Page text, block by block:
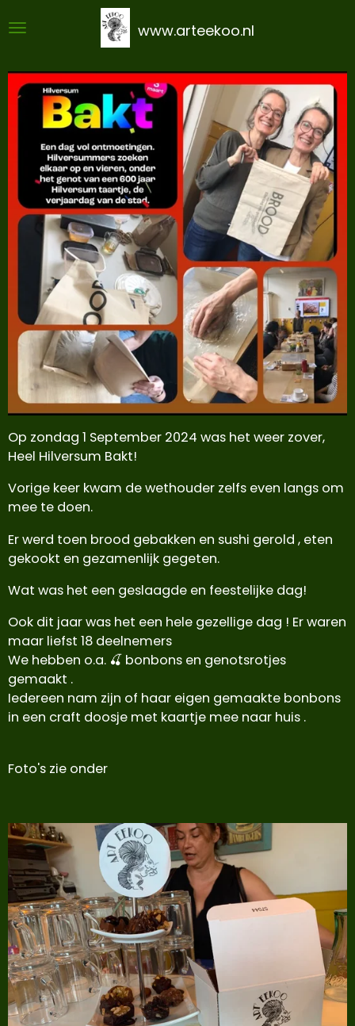
direct
de
hoofdinhoud
www.arteekoo.nl
Op zondag 1 September 2024 was het weer zover,
Heel Hilversum Bakt!
Vorige keer kwam de wethouder zelfs even langs om
mee te doen.
Er werd toen brood gebakken en sushi gerold , eten
gekookt en gezamenlijk gegeten.
Wat was het een geslaagde en feestelijke dag!
Ook dit jaar was het een hele gezellige dag ! Er waren
maar liefst 18 deelnemers
We hebben o.a. 🍒 bonbons en genotsrotjes
gemaakt .
Iedereen nam zijn of haar eigen gemaakte bonbons
in een craft doosje met kaartje mee naar huis .
Foto's zie onder